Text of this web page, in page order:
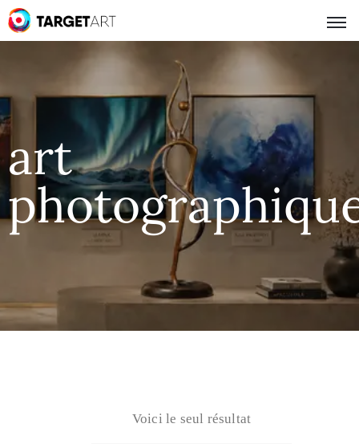
art
Voici le seul résultat